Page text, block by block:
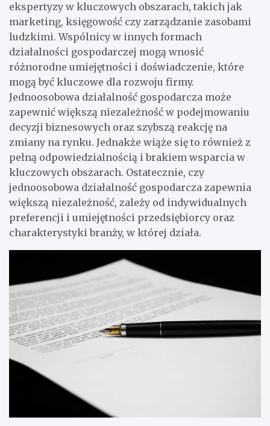
ekspertyzy w kluczowych obszarach, takich jak
marketing, księgowość czy zarządzanie zasobami
ludzkimi. Wspólnicy w innych formach
działalności gospodarczej mogą wnosić
różnorodne umiejętności i doświadczenie, które
mogą być kluczowe dla rozwoju firmy.
Jednoosobowa działalność gospodarcza może
zapewnić większą niezależność w podejmowaniu
decyzji biznesowych oraz szybszą reakcję na
zmiany na rynku. Jednakże wiąże się to również z
pełną odpowiedzialnością i brakiem wsparcia w
kluczowych obszarach. Ostatecznie, czy
jednoosobowa działalność gospodarcza zapewnia
większą niezależność, zależy od indywidualnych
preferencji i umiejętności przedsiębiorcy oraz
charakterystyki branży, w której działa.